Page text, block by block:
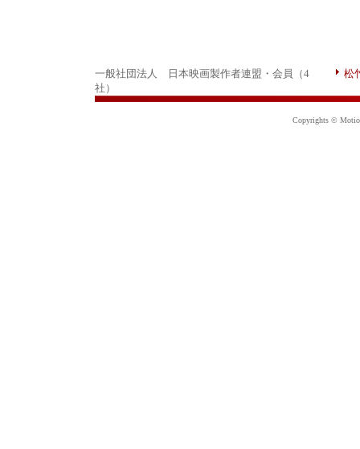
一般社団法人 日本映画製作者連盟・会員（4
社）
松
Copyrights ©